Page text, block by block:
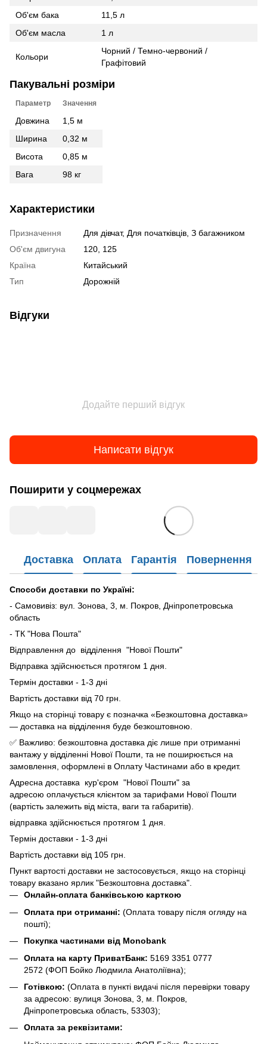
Об'єм бака
11,5 л
Об'єм масла
1 л
Кольори
Чорний / Темно-червоний /
Графітовий
Пакувальні розміри
Параметр Значення
Довжина
1,5 м
Ширина
0,32 м
Висота
0,85 м
Вага
98 кг
Характеристики
Призначення
Для дівчат, Для початківців, З багажником
Об'єм двигуна
120, 125
Країна
Китайський
Тип
Дорожній
Відгуки
Додайте перший відгук
Написати відгук
Поширити у соцмережах
Доставка Оплата Гарантія Повернення
Способи доставки по Україні:
- Самовивіз: вул. Зонова, 3, м. Покров, Дніпропетровська
область
- ТК "Нова Пошта"
Відправлення до відділення "Нової Пошти"
Відправка здійснюється протягом 1 дня.
Термін доставки - 1-3 дні
Вартість доставки від 70 грн.
Якщо на сторінці товару є позначка «Безкоштовна доставка»
— доставка на відділення буде безкоштовною.
✅ Важливо: безкоштовна доставка діє лише при отриманні
вантажу у відділенні Нової Пошти, та не поширюється на
замовлення, оформлені в Оплату Частинами або в кредит.
Адресна доставка кур'єром "Нової Пошти" за
адресою оплачується клієнтом за тарифами Нової Пошти
(вартість залежить від міста, ваги та габаритів).
відправка здійснюється протягом 1 дня.
Термін доставки - 1-3 дні
Вартість доставки від 105 грн.
Пункт вартості доставки не застосовується, якщо на сторінці
товару вказано ярлик "Безкоштовна доставка".
Онлайн-оплата банківською карткою
Оплата при отриманні: (Оплата товару після огляду на
пошті);
Покупка частинами від Monobank
Оплата на карту ПриватБанк: 5169 3351 0777
2572 (ФОП Бойко Людмила Анатоліївна);
Готівкою: (Оплата в пункті видачі після перевірки товару
за адресою: вулиця Зонова, 3, м. Покров,
Дніпропетровська область, 53303);
Оплата за реквізитами: